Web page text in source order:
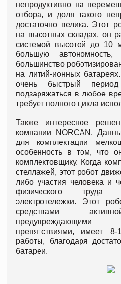
непродуктивно на
отбора, и доля такого
достаточно велика. Этот
на высотных складах, он
системой высотой до 10
большую
большинство
на литий-ионных
очень быстрый
подзаряжаться в любое
требует полного цикла
Также интересное
компании NORCAN.
для комплектации
особенность в том, что
комплектовщику. Когда
стеллажей, этот робот
либо участия человека и
физического
электротележки. Этот
средствами
предупреждающими
препятствиями, имеет
работы, благодаря
батареи.